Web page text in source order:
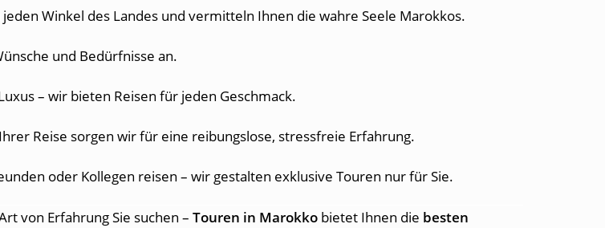
Winkel des Landes und vermitteln Ihnen die wahre Seele Marokkos.
und Bedürfnisse an.
– wir bieten Reisen für jeden Geschmack.
Reise sorgen wir für eine reibungslose, stressfreie Erfahrung.
oder Kollegen reisen – wir gestalten exklusive Touren nur für Sie.
von Erfahrung Sie suchen – Touren in Marokko bietet Ihnen die besten